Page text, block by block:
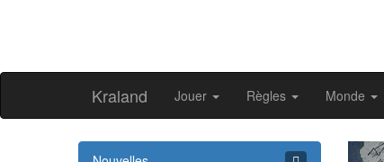
Kraland Jouer Règles Monde